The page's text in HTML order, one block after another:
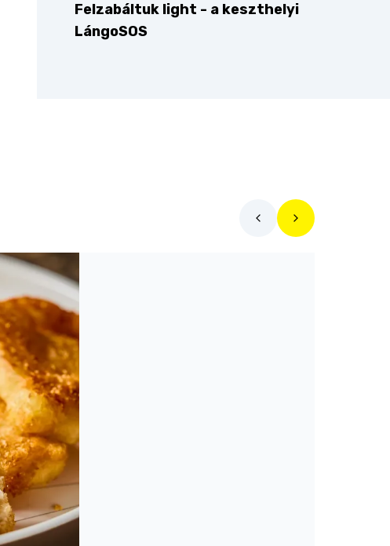
Felzabáltuk light - a keszthelyi
LángoSOS